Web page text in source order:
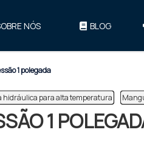
NÓS BLOG
1 polegada
hidráulica para alta temperatura
1